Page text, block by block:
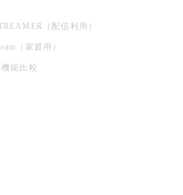
（配信利用）
（家庭用）
能比較